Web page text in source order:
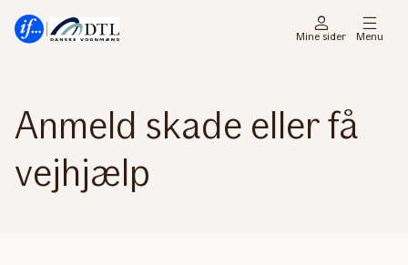
Mine sider Menu
Anmeld skade eller få
vejhjælp